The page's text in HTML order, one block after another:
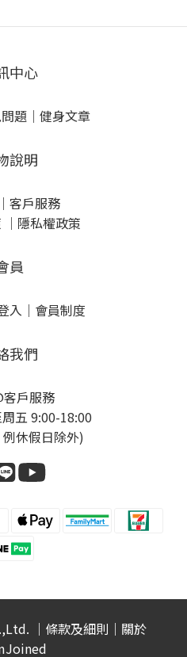
中心
題 ｜ 健身文章
說明
｜ 客戶服務
｜ 隱私權政策
員
入 ｜ 會員制度
我們
客戶服務
五 9:00-18:00
休假日除外)
｜ 條款及細則 ｜ 關於